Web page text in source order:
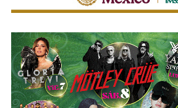
mejorar la calidad del servicio de
“Hoy el gremio del taxismo entiende
es buena. Ellos estarán tratando de
mejor servicio, mientras que la
opción que considere más
La titular de la SCT reiteró que,